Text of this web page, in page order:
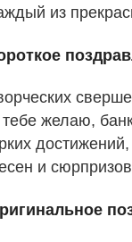
из
желаю,
достижений,
и